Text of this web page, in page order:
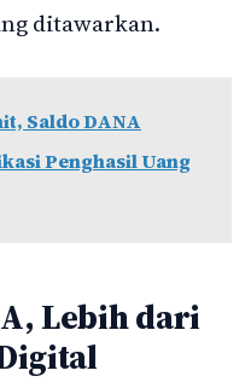
ditawarkan.
Saldo DANA
Penghasil Uang
Lebih dari